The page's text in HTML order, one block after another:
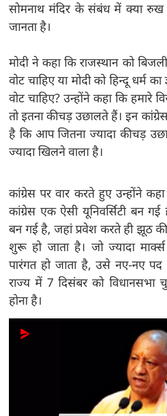
सोमनाथ मंदिर के संबंध में क्या रुख
जानता है।
मोदी ने कहा कि राजस्थान को
वोट चाहिए या मोदी को हिन्दू धर्म
वोट चाहिए? उन्होंने कहा कि हमारे
तो इतना कीचड़ उछालते हैं। इन
है कि आप जितना ज्यादा कीचड़
ज्यादा खिलने वाला है।
कांग्रेस पर वार करते हुए उन्होंने
कांग्रेस एक ऐसी यूनिवर्सिटी बन
बन गई है, जहां प्रवेश करते ही झूठ
शुरू हो जाता है। जो ज्यादा
पारंगत हो जाता है, उसे नए-नए पद
राज्य में 7 दिसंबर को विधानसभा
होना है।